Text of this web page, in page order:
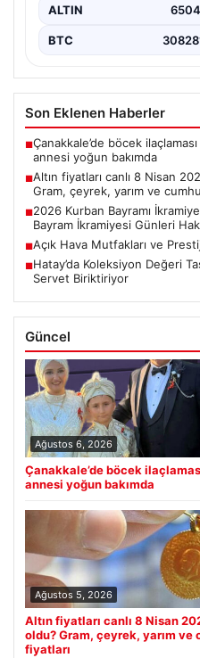
ALTIN
BTC
Son Eklenen Haberler
■Çanakkale’de böcek
annesi yoğun bakımda
■Altın fiyatları canlı 8 Nisan
Gram, çeyrek, yarım ve
■2026 Kurban Bayramı
Bayram İkramiyesi Günleri
■Açık Hava Mutfakları ve
■Hatay’da Koleksiyon Değeri
Servet Biriktiriyor
Güncel
Ağustos 6, 2026
Çanakkale’de böcek
annesi yoğun bakımda
Ağustos 5, 2026
Altın fiyatları canlı 8 Nisan
oldu? Gram, çeyrek, yarım ve
fiyatları